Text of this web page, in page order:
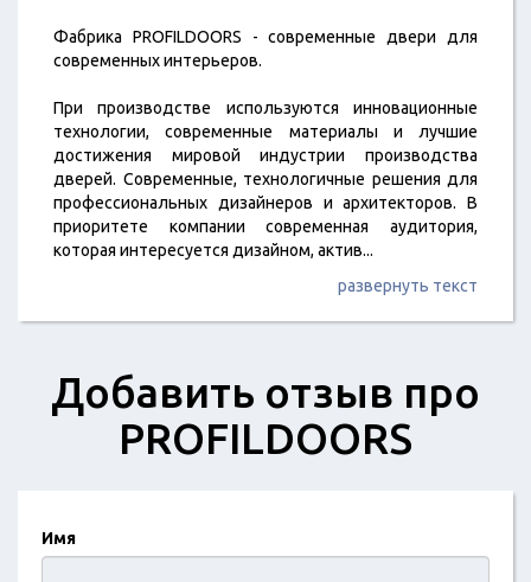
Фабрика PROFILDOORS - современные двери для
современных интерьеров.
При производстве используются инновационные
технологии, современные материалы и лучшие
достижения мировой индустрии производства
дверей. Cовременные, технологичные решения для
профессиональных дизайнеров и архитекторов. В
приоритете компании современная аудитория,
которая интересуется дизайном, актив...
развернуть текст
Добавить отзыв про
PROFILDOORS
Имя